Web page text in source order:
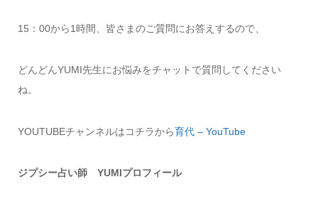
15：00から1時間、皆さまのご質問にお答えするので、
どんどんYUMI先生にお悩みをチャットで質問してください
ね。
YOUTUBEチャンネルはコチラから育代 – YouTube
ジプシー占い師 YUMIプロフィール